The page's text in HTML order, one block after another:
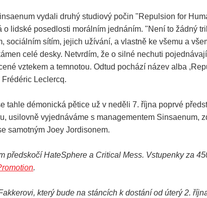
vydali druhý studiový počin "Repulsion for
o lidské posedlosti morálním jednáním. "Není to žádný
sociálním sítím, jejich užívání, a vlastně ke všemu a
celé desky. Netvrdím, že o silné nechuti
vztekem a temnotou. Odtud pochází název alba
Leclercq.
tahle démonická pětice už v neděli 7. října poprvé
usilovně vyjednáváme s managementem Sinsaenum,
samotným Joey Jordisonem.
předskočí HateSphere a Critical Mess. Vstupenky za
.
který bude na stáncích k dostání od úterý 2.